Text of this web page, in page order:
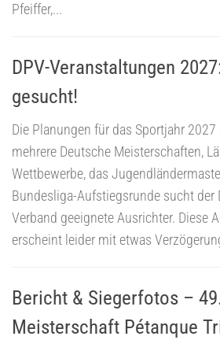
Pfeiffer,...
DPV-Veranstaltungen
gesucht!
Die Planungen für das Sportjahr
mehrere Deutsche Meisterschaften,
Wettbewerbe, das
Bundesliga-Aufstiegsrunde sucht der
Verband geeignete Ausrichter. Diese
erscheint leider mit etwas
Bericht & Siegerfotos –
Meisterschaft Pétanque